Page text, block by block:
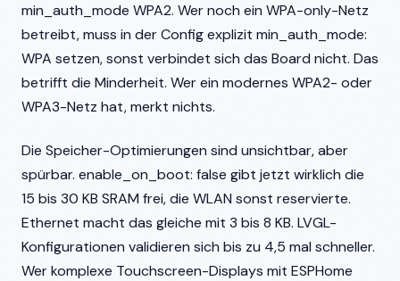
min_auth_mode WPA2. Wer noch ein WPA-only-Netz
betreibt, muss in der Config explizit min_auth_mode:
WPA setzen, sonst verbindet sich das Board nicht. Das
betrifft die Minderheit. Wer ein modernes WPA2- oder
WPA3-Netz hat, merkt nichts.
Die Speicher-Optimierungen sind unsichtbar, aber
spürbar. enable_on_boot: false gibt jetzt wirklich die
15 bis 30 KB SRAM frei, die WLAN sonst reservierte.
Ethernet macht das gleiche mit 3 bis 8 KB. LVGL-
Konfigurationen validieren sich bis zu 4,5 mal schneller.
Wer komplexe Touchscreen-Displays mit ESPHome